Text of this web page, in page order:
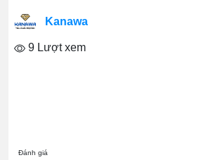
Kanawa
9 Lượt xem
Đánh giá